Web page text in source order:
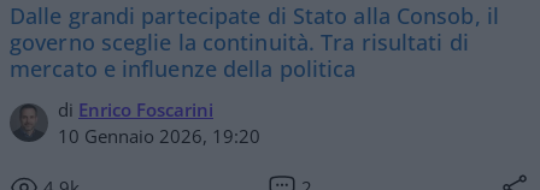
Dalle grandi partecipate di Stato alla Consob, il
governo sceglie la continuità. Tra risultati di
mercato e influenze della politica
di Enrico Foscarini
10 Gennaio 2026, 19:20